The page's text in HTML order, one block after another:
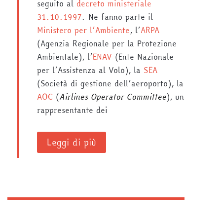
seguito al decreto ministeriale
31.10.1997. Ne fanno parte il
Ministero per l’Ambiente, l’ARPA
(Agenzia Regionale per la Protezione
Ambientale), l’ENAV (Ente Nazionale
per l’Assistenza al Volo), la SEA
(Società di gestione dell’aeroporto), la
AOC (Airlines Operator Committee), un
rappresentante dei
Leggi di più